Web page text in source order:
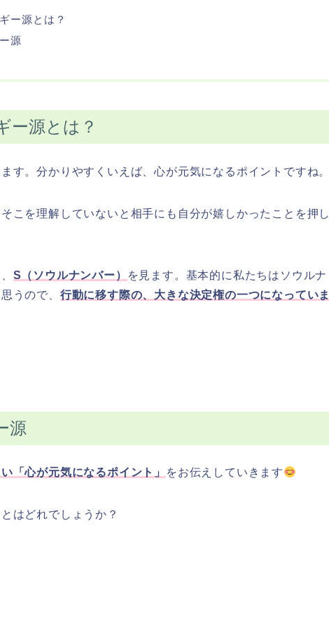
ー源とは？
源
ー源とは？
す。分かりやすくいえば、心が元気になるポイントですね。
こを理解していないと相手にも自分が嬉しかったことを押し
S（ソウルナンバー）
を見ます。基本的に私たちはソウルナ
うので、 行動に移す際の、大きな決定権の一つになっていま
源
「心が元気になるポイント」 をお伝えしていきます
はどれでしょうか？